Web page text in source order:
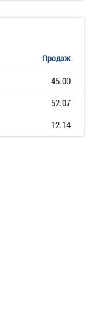
Продаж
45.00
52.07
12.14